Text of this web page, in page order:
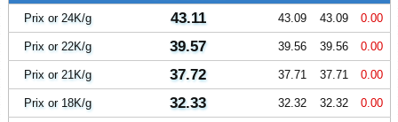
Prix or 24K/g 43.11 43.09 43.09 0.00
Prix or 22K/g 39.57 39.56 39.56 0.00
Prix or 21K/g 37.72 37.71 37.71 0.00
Prix or 18K/g 32.33 32.32 32.32 0.00